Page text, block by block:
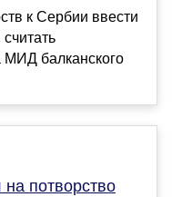
к Сербии ввести
МИД балканского
потворство